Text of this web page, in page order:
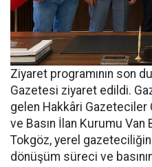
Ziyaret programının son
Gazetesi ziyaret edildi.
gelen Hakkâri Gazeteciler
ve Basın İlan Kurumu
Tokgöz, yerel gazeteciliğin
dönüşüm süreci ve